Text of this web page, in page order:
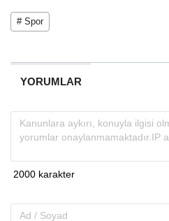
# Spor
YORUMLAR